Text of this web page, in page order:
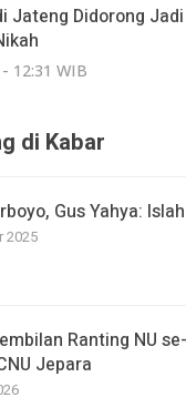
Jateng Didorong
12:31 WIB
di Kabar
Gus Yahya:
2025
Ranting NU
Jepara